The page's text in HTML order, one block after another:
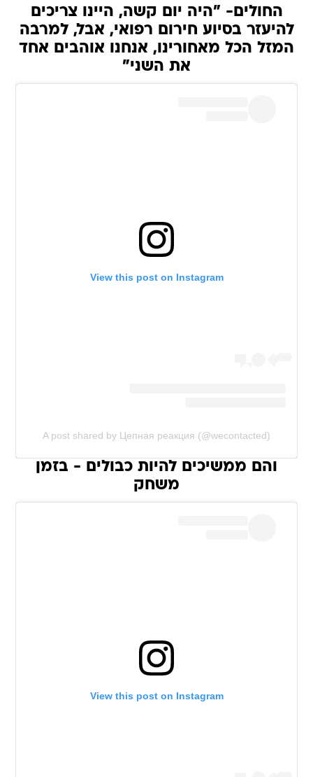
החולים- "היה יום קשה, היינו צריכים
להיעזר בסיוע חירום רפואי, אבל, למרבה
המזל הכל מאחורינו, אנחנו אוהבים אחד
את השני"
View this post on Instagram
A post shared by Цепная реакция (@wecontacted)
והם ממשיכים להיות כבולים - בזמן
משחק
View this post on Instagram